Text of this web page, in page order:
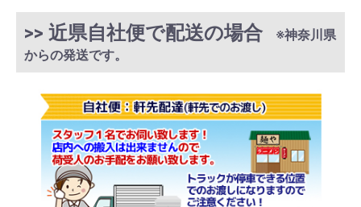
>> 近県自社便で配送の場合※神奈川県
からの発送です。